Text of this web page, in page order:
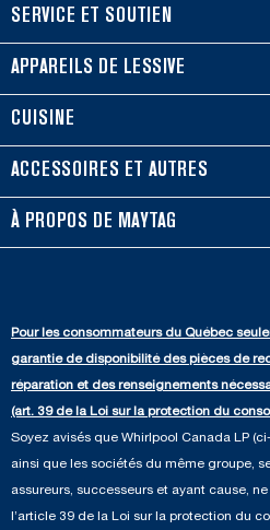
FOOTER
SERVICE ET SOUTIEN
Mes électroménagers
Enregistrer un produit
Guides et documentation
Planifier une installation
Programmes de service prolongé
Pièces de rechange
Aide sur les produits
Suivre ma commande
Services de livraison et d'installation
APPAREILS DE LESSIVE
Laveuses et sécheuses
Laveuses à chargement frontal
Laveuses à chargement vertical
Sécheuses au gaz
Piédestaux de lessive
Qualité Commerciale
Duos de Lessive
CUISINE
Réfrigérateurs
Portes françaises
Congélateur inférieur
Cuisinières
Fours muraux
Hottes
Fours à micro-ondes
ACCESSOIRES ET AUTRES
Accessoires
À PROPOS DE MAYTAG
Communiquez avec nous
Monsieur Maytag
Carrières
Pour les consommateurs du Québec
garantie de disponibilité des pièces de
réparation et des renseignements
(art. 39 de la Loi sur la protection du
Soyez avisés que Whirlpool Canada LP
ainsi que les sociétés du même groupe,
assureurs, successeurs et ayant cause,
l’article 39 de la Loi sur la protection du